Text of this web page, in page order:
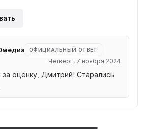
ОФИЦИАЛЬНЫЙ ОТВЕТ
Четверг, 7 ноября 2024
оценку, Дмитрий! Старались